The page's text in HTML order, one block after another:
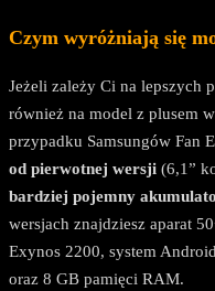
Czym wyróżniają się
Jeżeli zależy Ci na lepszych
również na model z plusem
przypadku Samsungów Fan
od pierwotnej wersji (6,1”
bardziej pojemny
wersjach znajdziesz aparat
Exynos 2200, system
oraz 8 GB pamięci RAM.